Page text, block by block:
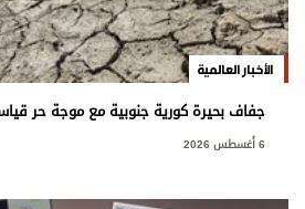
الأخبار العالمية
جفاف بحيرة كورية جنوبية مع موجة حر
6 أغسطس 2026